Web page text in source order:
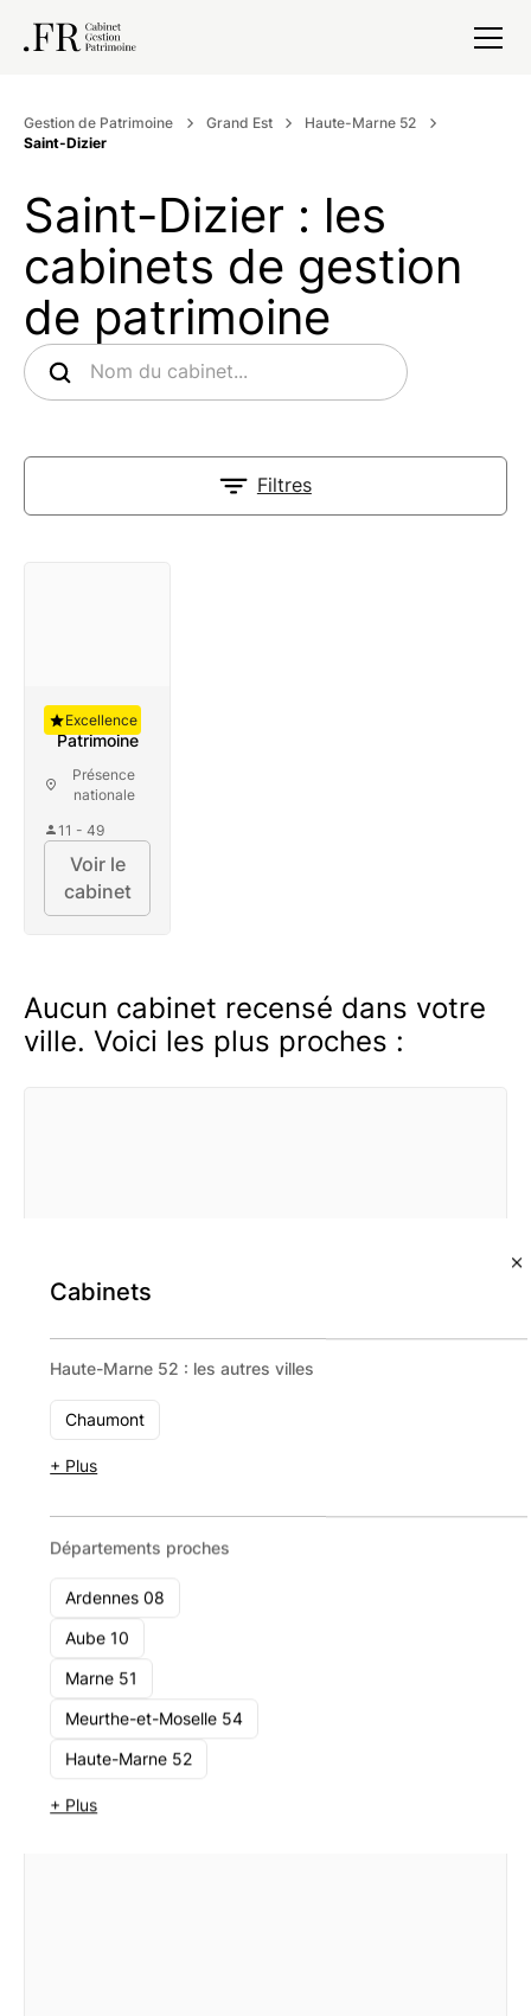
Gestion de Patrimoine Grand Est
Haute-Marne 52
Saint-Dizier
Saint-Dizier : les
cabinets de gestion
de patrimoine
Cabinets
Haute-Marne 52 : les autres villes
Chaumont
+ Plus
Départements proches
Ardennes 08
Aube 10
Marne 51
Meurthe-et-Moselle 54
Haute-Marne 52
+ Plus
Filtres
Auguste
Patrimoine
Présence
nationale
11 - 49
Excellence
Voir le
cabinet
Aucun cabinet recensé dans votre
ville. Voici les plus proches :
16 rue Edith Piaf 54880 Thil
1 - 10